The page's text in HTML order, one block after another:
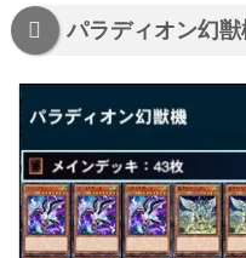
パラディオン幻獣